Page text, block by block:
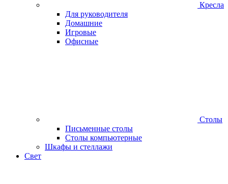
Кресла
Для руководителя
Домашние
Игровые
Офисные
Столы
Письменные столы
Столы компьютерные
Шкафы и стеллажи
Свет